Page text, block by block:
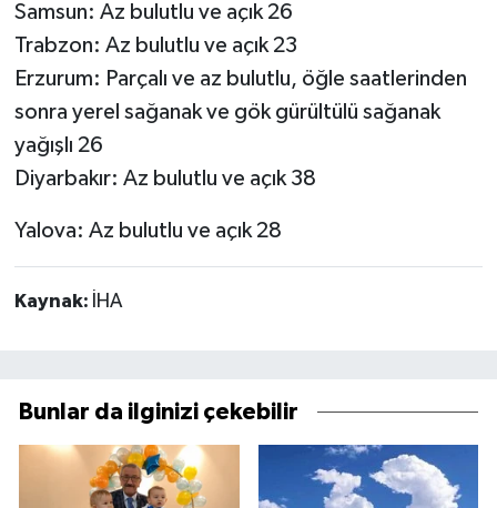
Samsun: Az bulutlu ve açık 26
Trabzon: Az bulutlu ve açık 23
Erzurum: Parçalı ve az bulutlu, öğle saatlerinden
sonra yerel sağanak ve gök gürültülü sağanak
yağışlı 26
Diyarbakır: Az bulutlu ve açık 38
Yalova: Az bulutlu ve açık 28
Kaynak: İHA
Bunlar da ilginizi çekebilir